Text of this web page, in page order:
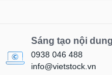
Sáng tạo nội dung
0938 046 488
info@vietstock.vn